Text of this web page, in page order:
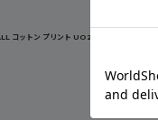
コットン プリント UO2513001